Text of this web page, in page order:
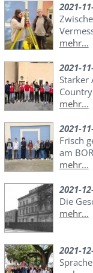
2021-
mehr...
2021-
Starker
mehr...
2021-
Frisch
am
mehr...
2021-
Die
mehr...
2021-